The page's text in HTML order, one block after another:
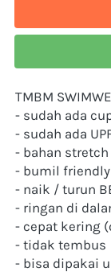
TMBM
- sudah ada
- sudah ada
- bahan
- bumil friendly
- naik / turun
- ringan di
- cepat kering
- tidak tembus
- bisa dipakai